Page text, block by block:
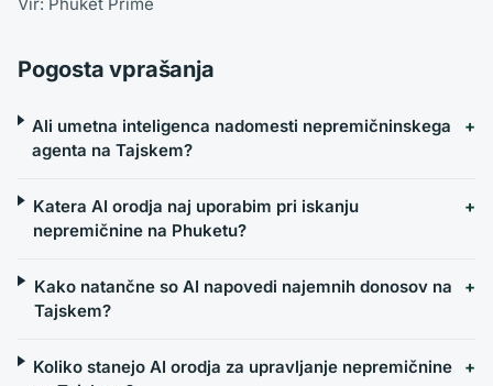
Vir: Phuket Prime
Pogosta vprašanja
Ali umetna inteligenca nadomesti nepremičninskega
agenta na Tajskem?
Katera AI orodja naj uporabim pri iskanju
nepremičnine na Phuketu?
Kako natančne so AI napovedi najemnih donosov na
Tajskem?
Koliko stanejo AI orodja za upravljanje nepremičnine